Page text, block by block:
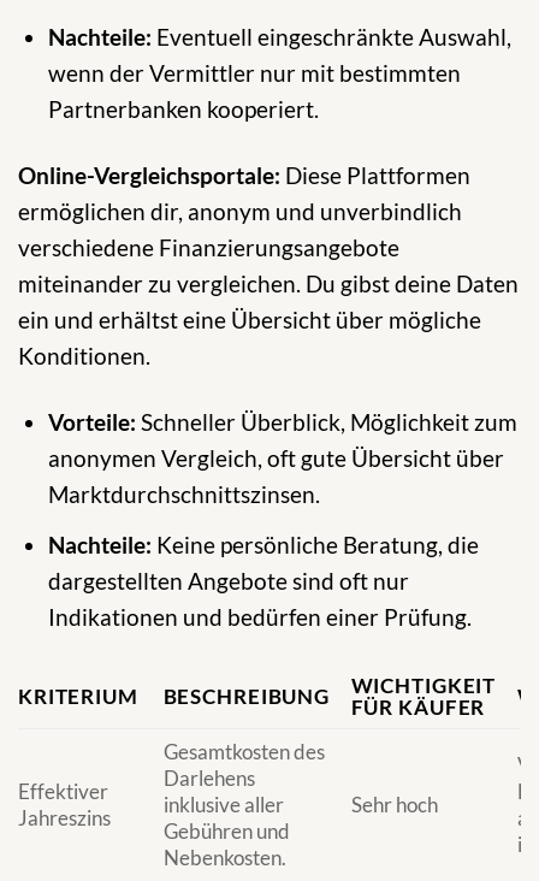
Nachteile: Eventuell eingeschränkte Auswahl,
wenn der Vermittler nur mit bestimmten
Partnerbanken kooperiert.
Online-Vergleichsportale: Diese Plattformen
ermöglichen dir, anonym und unverbindlich
verschiedene Finanzierungsangebote
miteinander zu vergleichen. Du gibst deine Daten
ein und erhältst eine Übersicht über mögliche
Konditionen.
Vorteile: Schneller Überblick, Möglichkeit zum
anonymen Vergleich, oft gute Übersicht über
Marktdurchschnittszinsen.
Nachteile: Keine persönliche Beratung, die
dargestellten Angebote sind oft nur
Indikationen und bedürfen einer Prüfung.
KRITERIUM BESCHREIBUNG
WICHTIGKEIT
FÜR KÄUFER
Effektiver
Jahreszins
Gesamtkosten des
Darlehens
inklusive aller
Gebühren und
Nebenkosten.
Sehr hoch